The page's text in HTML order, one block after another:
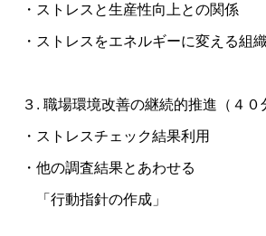
・ストレスと生産性向上との関係
・ストレスをエネルギーに変える組
３. 職場環境改善の継続的推進（４０
・ストレスチェック結果利用
・他の調査結果とあわせる
「行動指針の作成」